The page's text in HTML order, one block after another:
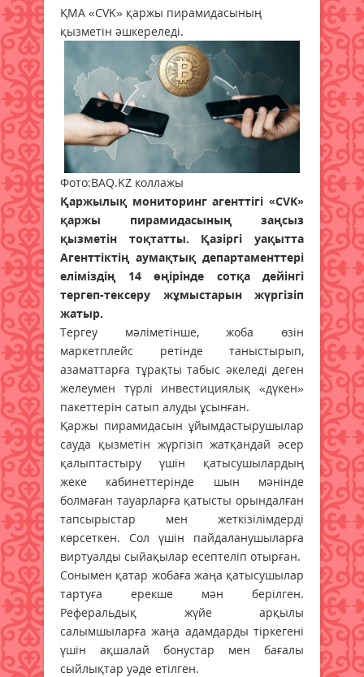
ҚМА «CVK» қаржы пирамидасының
қызметін әшкереледі.
Фото:BAQ.KZ коллажы
Қаржылық мониторинг агенттігі «CVK»
қаржы пирамидасының заңсыз
қызметін тоқтатты. Қазіргі уақытта
Агенттіктің аумақтық департаменттері
еліміздің 14 өңірінде сотқа дейінгі
тергеп-тексеру жұмыстарын жүргізіп
жатыр.
Тергеу мәліметінше, жоба өзін
маркетплейс ретінде таныстырып,
азаматтарға тұрақты табыс әкеледі деген
желеумен түрлі инвестициялық «дүкен»
пакеттерін сатып алуды ұсынған.
Қаржы пирамидасын ұйымдастырушылар
сауда қызметін жүргізіп жатқандай әсер
қалыптастыру үшін қатысушылардың
жеке кабинеттерінде шын мәнінде
болмаған тауарларға қатысты орындалған
тапсырыстар мен жеткізілімдерді
көрсеткен. Сол үшін пайдаланушыларға
виртуалды сыйақылар есептеліп отырған.
Сонымен қатар жобаға жаңа қатысушылар
тартуға ерекше мән берілген.
Реферальдық жүйе арқылы
салымшыларға жаңа адамдарды тіркегені
үшін ақшалай бонустар мен бағалы
сыйлықтар уәде етілген.